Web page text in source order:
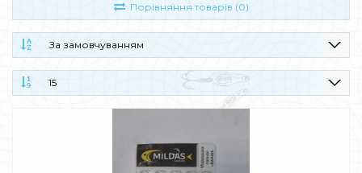
Порівняння товарів (0)
За замовчуванням
15